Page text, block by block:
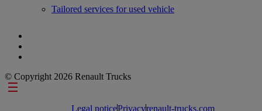
Tailored services for used vehicle
© Copyright 2026 Renault Trucks
Footer links
Legal noticePrivacyrenault-trucks.com